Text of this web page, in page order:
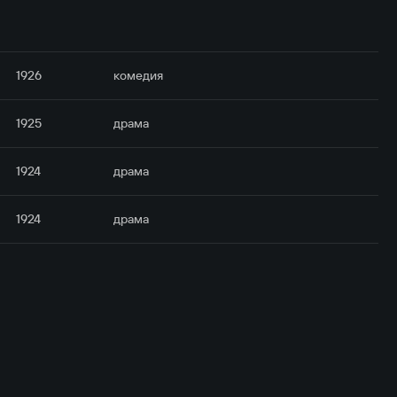
1926 комедия
1925 драма
1924 драма
1924 драма